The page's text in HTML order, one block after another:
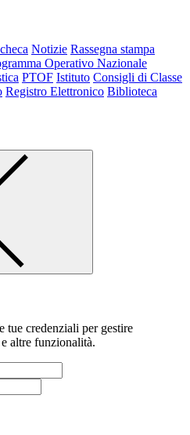
Notizie Rassegna stampa
Operativo Nazionale
PTOF Istituto Consigli di Classe
Registro Elettronico Biblioteca
tue credenziali per gestire
altre funzionalità.